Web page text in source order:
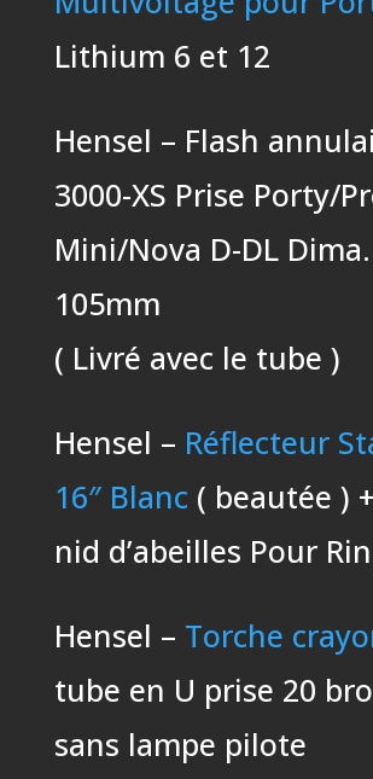
Lithium 6 et 12
Hensel – Flash
3000-XS Prise Porty/
Mini/Nova D-DL
105mm
( Livré avec le tube )
Hensel – Réflecteur
16″ Blanc ( beautée )
nid d’abeilles Pour
Hensel – Torche
tube en U prise 20
sans lampe pilote